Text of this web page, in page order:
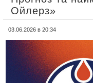
Ойлерз»
03.06.2026 в 20:34